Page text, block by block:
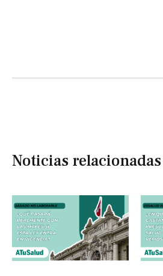
Noticias relacionadas